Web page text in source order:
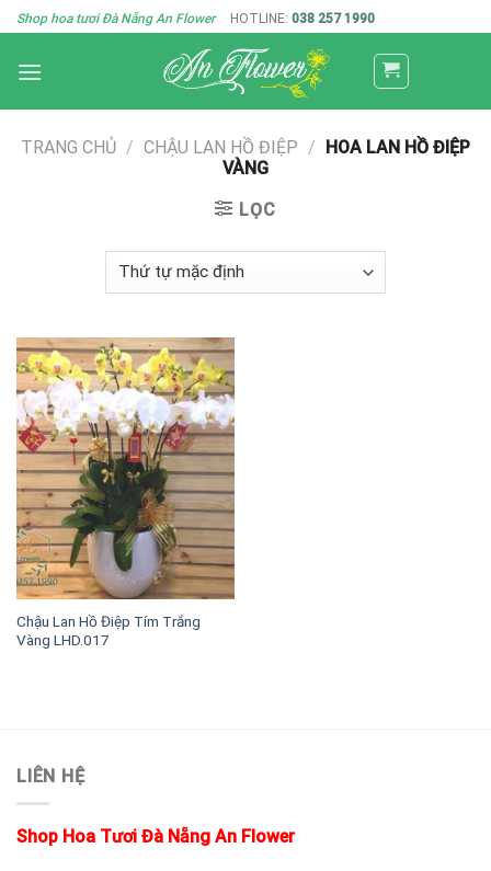
Skip
to
content
Shop hoa tươi Đà Nẵng An Flower HOTLINE: 038 257 1990
TRANG CHỦ / CHẬU LAN HỒ ĐIỆP / HOA LAN HỒ ĐIỆP
VÀNG
LỌC
Chậu Lan Hồ Điệp Tím Trắng
Vàng LHD.017
LIÊN HỆ
Shop Hoa Tươi Đà Nẵng An Flower